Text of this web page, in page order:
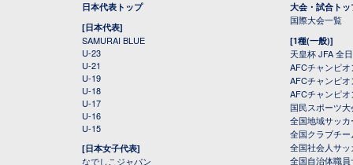
日本代表トップ
[日本代表]
SAMURAI BLUE
U-23
U-21
U-19
U-18
U-17
U-16
U-15
[日本女子代表]
なでしこジャパン
大会・試合トッ
国際大会一覧
[1種(一般)]
天皇杯 JFA 全
AFCチャンピ
AFCチャンピ
AFCチャンピ
国民スポーツ
全国地域サッ
全国クラブチ
全国社会人サ
全国自治体職